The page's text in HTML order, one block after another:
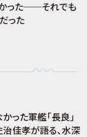
った──それでも
った
った軍艦「長良」
治佳孝が語る、水深